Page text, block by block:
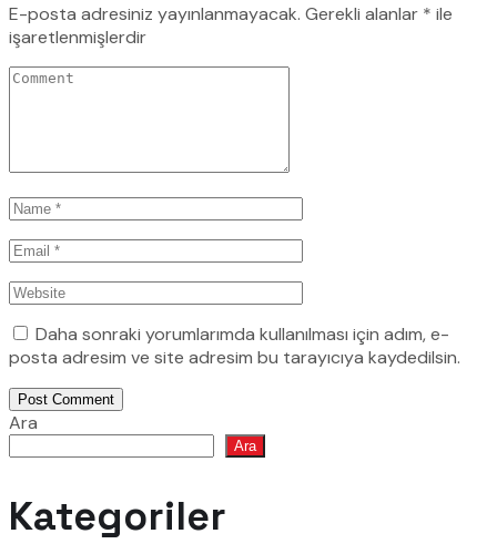
E-posta adresiniz yayınlanmayacak. Gerekli alanlar * ile
işaretlenmişlerdir
Daha sonraki yorumlarımda kullanılması için adım, e-
posta adresim ve site adresim bu tarayıcıya kaydedilsin.
Post Comment
Ara
Ara
Kategoriler